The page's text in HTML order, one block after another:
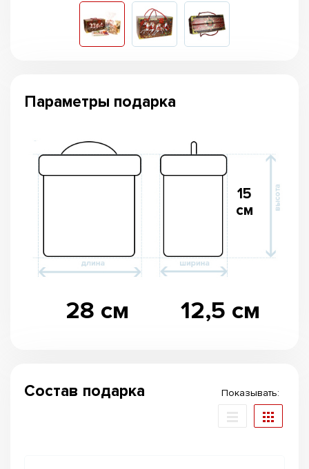
Параметры подарка
28 см 12,5 см
15
см
Состав подарка Показывать: